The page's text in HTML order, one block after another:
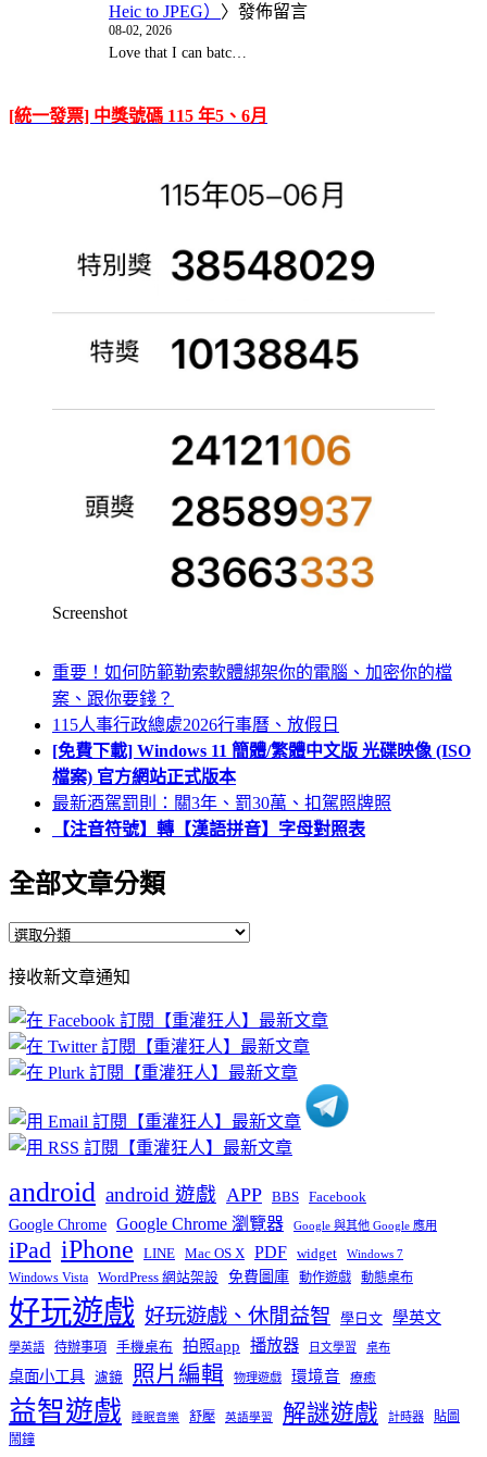
Heic to JPEG） 〉發佈留言
08-02, 2026
Love that I can batc…
[統一發票] 中獎號碼 115 年5、6月
Screenshot
重要！如何防範勒索軟體綁架你的電腦、加密你的檔
案、跟你要錢？
115人事行政總處2026行事曆、放假日
[免費下載] Windows 11 簡體/繁體中文版 光碟映像 (ISO
檔案) 官方網站正式版本
最新酒駕罰則：關3年、罰30萬、扣駕照牌照
【注音符號】轉【漢語拼音】字母對照表
全部文章分類
全
文
章
分
類
接收新文章通知
android android 遊戲 APP BBS Facebook
Google Chrome Google Chrome 瀏覽器 Google 與其他 Google 應用
iPad iPhone LINE Mac OS X PDF widget Windows 7
Windows Vista WordPress 網站架設 免費圖庫 動作遊戲 動態桌布
好玩遊戲 好玩遊戲、休閒益智 學日文 學英文
學英語 待辦事項 手機桌布 拍照app 播放器 日文學習 桌布
桌面小工具 濾鏡 照片編輯 物理遊戲 環境音 療癒
益智遊戲 睡眠音樂 舒壓 英語學習 解謎遊戲 計時器
貼圖
鬧鐘